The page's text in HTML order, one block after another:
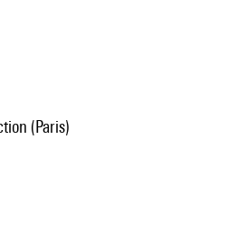
Au cœur de la pièce, dans le
», la musique reste immobile, comme si
flottent les autres sons
et formant différentes formes
progressivement sa forme
(Paris)